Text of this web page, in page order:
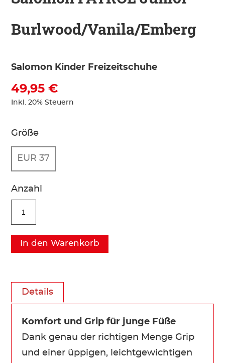
Burlwood/Vanila/Emberg
Salomon Kinder Freizeitschuhe
49,95 €
Inkl. 20% Steuern
Größe
EUR 37
Anzahl
In den Warenkorb
Details
Komfort und Grip für junge Füße
Dank genau der richtigen Menge Grip
und einer üppigen, leichtgewichtigen